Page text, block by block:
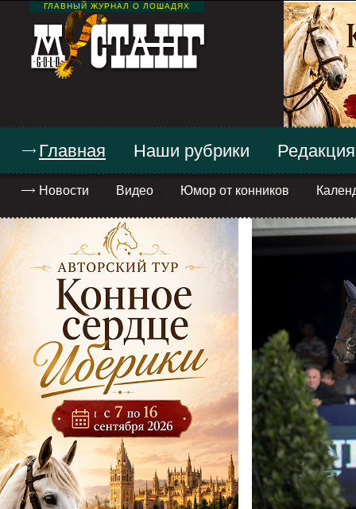
ГЛАВНЫЙ ЖУРНАЛ О ЛОШАДЯХ
Главная
Новости Видео Юмор от конников
Наши рубрики Редакция